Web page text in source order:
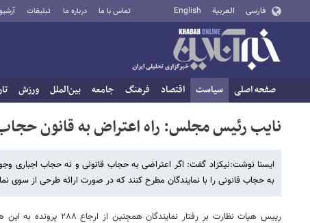
فارسی العربية English تماس با ما درباره ما تبلیغات آرشیو
صفحه اصلی سیاست اقتصاد فرهنگ جامعه بین‌الملل ورزش
نایب رئیس مجلس: راه اعتراض به قانون
ایسنا نوشت:نیکزاد گفت: اگر اعتراضی به حجاب قانونی و نه حجاب
به حجاب قانونی را با نمایندگان مطرح کنند که در صورت ارائه طرحی از سوی